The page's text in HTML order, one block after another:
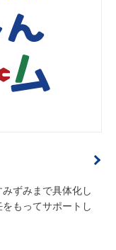
ずみまで具体化し
もってサポートし